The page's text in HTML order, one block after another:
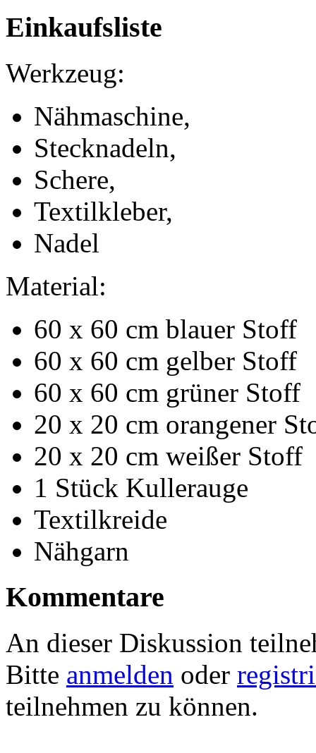
Einkaufsliste
Werkzeug:
Nähmaschine,
Stecknadeln,
Schere,
Textilkleber,
Nadel
Material:
60 x 60 cm blauer Stoff
60 x 60 cm gelber Stoff
60 x 60 cm grüner Stoff
20 x 20 cm orangener
20 x 20 cm weißer Stoff
1 Stück Kullerauge
Textilkreide
Nähgarn
Kommentare
An dieser Diskussion
Bitte anmelden oder
teilnehmen zu können.